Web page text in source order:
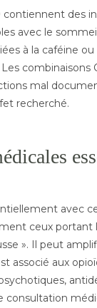
contiennent des
avec le
à la caféine
combinaisons
mal
recherché.
avec
ceux portant
». Il peut
associé aux
consultation